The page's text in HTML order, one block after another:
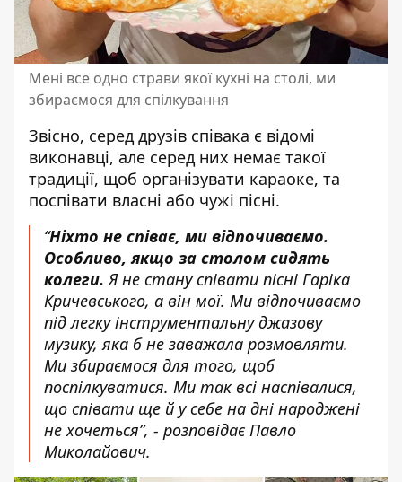
Мені все одно страви якої кухні на столі, ми
збираємося для спілкування
Звісно, серед друзів співака є відомі
виконавці, але серед них немає такої
традиції, щоб організувати караоке, та
поспівати власні або чужі пісні.
“Ніхто не співає, ми відпочиваємо.
Особливо, якщо за столом сидять
колеги. Я не стану співати пісні Гаріка
Кричевського, а він мої. Ми відпочиваємо
під легку інструментальну джазову
музику, яка б не заважала розмовляти.
Ми збираємося для того, щоб
поспілкуватися. Ми так всі наспівалися,
що співати ще й у себе на дні народжені
не хочеться”, - розповідає Павло
Миколайович.